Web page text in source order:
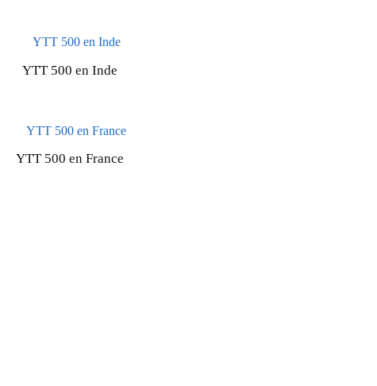
YTT 500 en Inde
YTT 500 en France